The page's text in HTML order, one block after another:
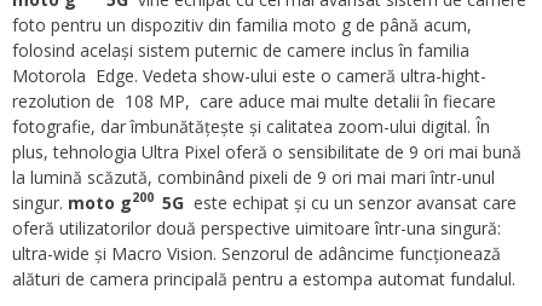
foto pentru un dispozitiv din familia moto g de până acum,
folosind același sistem puternic de camere inclus în familia
Motorola Edge. Vedeta show-ului este o cameră ultra-hight-
rezolution de 108 MP, care aduce mai multe detalii în fiecare
fotografie, dar îmbunătățește și calitatea zoom-ului digital. În
plus, tehnologia Ultra Pixel oferă o sensibilitate de 9 ori mai bună
la lumină scăzută, combinând pixeli de 9 ori mai mari într-unul
singur. moto g200 5G este echipat și cu un senzor avansat care
oferă utilizatorilor două perspective uimitoare într-una singură:
ultra-wide și Macro Vision. Senzorul de adâncime funcționează
alături de camera principală pentru a estompa automat fundalul.